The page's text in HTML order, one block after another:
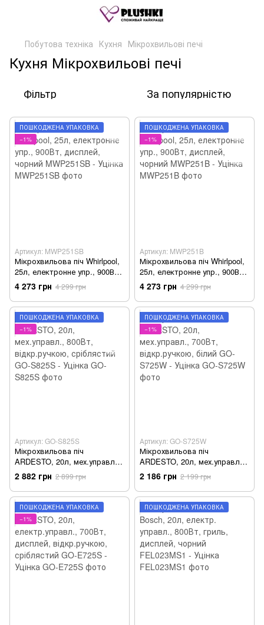
Побутова техніка Кухня Мікрохвильові печі
Кухня Мікрохвильові печі
Фільтр За популярністю
ПОШКОДЖЕНА УПАКОВКА
−1%
Артикул: MWP251SB
Мікрохвильова піч Whirlpool,
25л, електронне упр., 900Вт,
дисплей, чорний MWP251SB -
Уцінка
4 273 грн 4 299 грн
ПОШКОДЖЕНА УПАКОВКА
−1%
Артикул: MWP251B
Мікрохвильова піч Whirlpool,
25л, електронне упр., 900Вт,
дисплей, чорний MWP251B -
Уцінка
4 273 грн 4 299 грн
ПОШКОДЖЕНА УПАКОВКА
−1%
Артикул: GO-S825S
Мікрохвильова піч
ARDESTO, 20л, мех.управл.,
800Вт, відкр.ручкою,
сріблястий GO-S825S - Уцінка
2 882 грн 2 899 грн
ПОШКОДЖЕНА УПАКОВКА
−1%
Артикул: GO-S725W
Мікрохвильова піч
ARDESTO, 20л, мех.управл.,
700Вт, відкр.ручкою, білий
GO-S725W - Уцінка
2 186 грн 2 199 грн
ПОШКОДЖЕНА УПАКОВКА
−1%
ПОШКОДЖЕНА УПАКОВКА